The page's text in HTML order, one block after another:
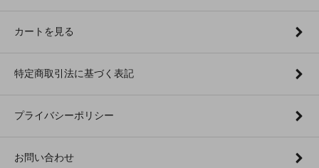
カートを見る
特定商取引法に基づく表記
プライバシーポリシー
お問い合わせ